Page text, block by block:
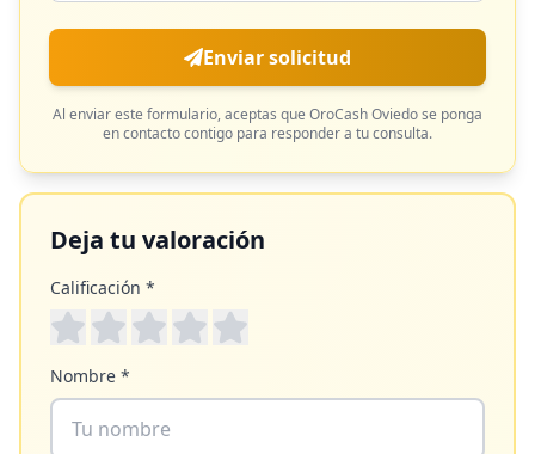
Enviar solicitud
Al enviar este formulario, aceptas que OroCash Oviedose ponga
en contacto contigo para responder a tu consulta.
Deja tu valoración
Calificación *
Nombre *